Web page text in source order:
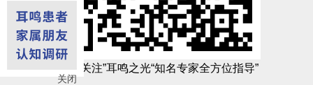
关闭
扫码“关注”耳鸣之光“知名专家全方位指导”